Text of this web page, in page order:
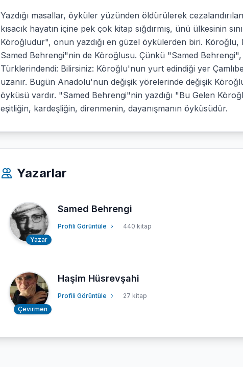
Yazdığı masallar, öyküler yüzünden öldürülerek
kısacık hayatın içine pek çok kitap sığdırmış, ünü ülkesinin
Köroğludur", onun yazdığı en güzel öykülerden biri.
Samed Behrengi"nin de Köroğlusu. Çünkü "Samed Behrengi",
Türklerindendi: Bilirsiniz: Köroğlu'nun yurt edindiği yer
uzanır. Bugün Anadolu'nun değişik yörelerinde değişik
öyküsü vardır. "Samed Behrengi"nin yazdığı "Bu Gelen
eşitliğin, kardeşliğin, direnmenin, dayanışmanın öyküsüdür.
Yazarlar
Yazar
Samed Behrengi
Profili Görüntüle 440 kitap
Çevirmen
Haşim Hüsrevşahi
Profili Görüntüle 27 kitap